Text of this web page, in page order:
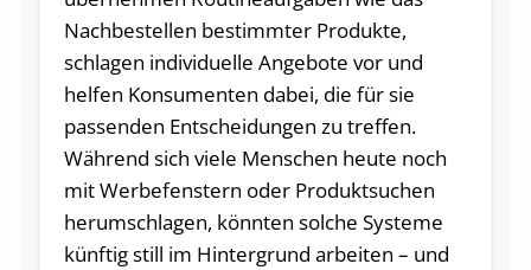
Nachbestellen bestimmter Produkte,
schlagen individuelle Angebote vor und
helfen Konsumenten dabei, die für sie
passenden Entscheidungen zu treffen.
Während sich viele Menschen heute noch
mit Werbefenstern oder Produktsuchen
herumschlagen, könnten solche Systeme
künftig still im Hintergrund arbeiten – und